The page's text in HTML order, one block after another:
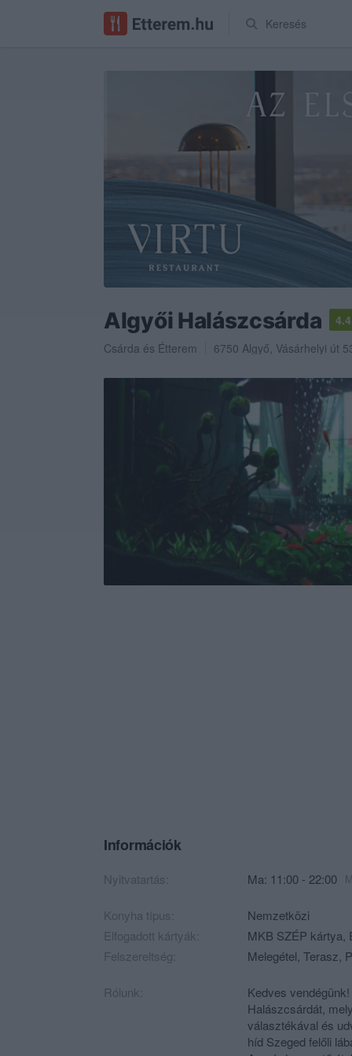
Keresés
Algyői Halászcsárda 4.4
Csárda és Étterem 6750 Algyő, Vásárhelyi út
Információk
Nyitvatartás: Ma: 11:00 - 22:00
Konyha típus:
Nemzetközi
Elfogadott kártyák:
MKB SZÉP kártya,
Felszereltség:
Melegétel, Terasz,
Rólunk:
Kedves
Halászcsárdát,
választékával és
híd Szeged felőli